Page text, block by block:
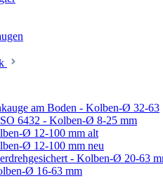
am Boden - Kolben-Ø 32-63
6432 - Kolben-Ø 8-25 mm
Ø 12-100 mm alt
Ø 12-100 mm neu
- Kolben-Ø 20-63
Ø 16-63 mm